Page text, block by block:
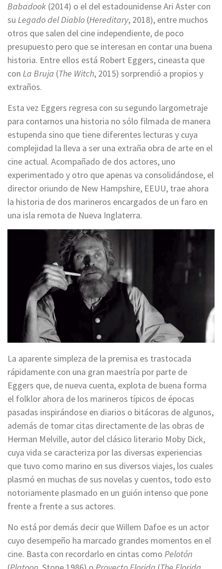
Babadook (2014) o el del estadounidense Ari Aster con
su Legado del Diablo (Hereditary, 2018), entre muchos
otros que salen del cine independiente, de poco
presupuesto pero que se interesan en contar una buena
historia. Entre ellos está Robert Eggers, cineasta que
con La Bruja (The Witch, 2015) sorprendió a propios y
extraños.
Esta vez Eggers regresa con su segundo largometraje
para contarnos una historia no sólo filmada de manera
estupenda sino que tiene diferentes lecturas y cuya
complejidad la lleva a ser una extraña obra de arte en el
cine actual. Acompañado de dos actores, uno
experimentado y otro que apenas va consolidándose, el
director oriundo de New Hampshire, EEUU, trae ahora
la historia de dos marineros encargados de un faro en
una isla remota de Nueva Inglaterra.
La aparente simpleza de la premisa es trastocada
rápidamente con una gran maestría por parte de
Eggers que, de nueva cuenta, explota de buena forma
el folklor ahora de los marineros típicos de épocas
pasadas inspirándose en diarios o bitácoras de algunos,
además de tomar citas directamente de las obras de
Herman Melville, autor del clásico literario Moby Dick,
cuya vida se caracteriza por las diversas experiencias
que tuvo como marino en sus diversos viajes, los cuales
plasmó en muchas de sus novelas y cuentos, todo esto
notoriamente plasmado en un guión intenso que pone
frente a frente a sus actores.
No está por demás decir que Willem Dafoe es un actor
cuyo desempeño ha marcado grandes momentos en el
cine. Basta con recordarlo en cintas como Pelotón